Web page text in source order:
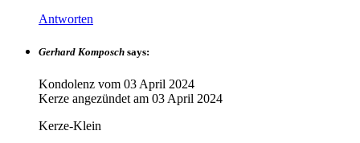
Antworten
Gerhard Komposch says:
Kondolenz vom 03 April 2024
Kerze angezündet am 03 April 2024
Kerze-Klein